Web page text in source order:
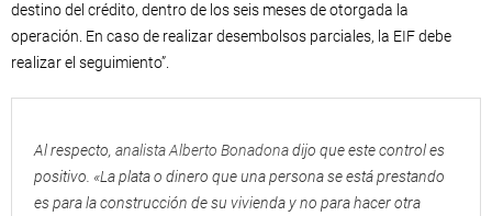
destino del crédito, dentro de los seis meses de otorgada la
operación. En caso de realizar desembolsos parciales, la EIF debe
realizar el seguimiento”.
Al respecto, analista Alberto Bonadonadijo que este control es
positivo. «La plata o dinero que una persona se está prestando
es para la construcción de su vivienda y no para hacer otra